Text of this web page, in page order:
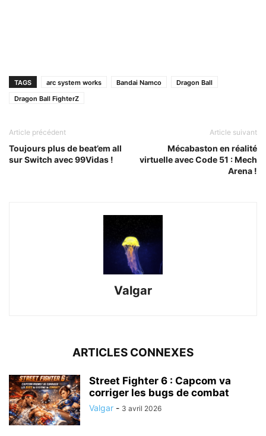
TAGS arc system works Bandai Namco
Dragon Ball
Dragon Ball FighterZ
Article précédent
Toujours plus de beat’em all
sur Switch avec 99Vidas !
Article suivant
Mécabaston en réalité
virtuelle avec Code 51 : Mech
Arena !
Valgar
ARTICLES CONNEXES
Street Fighter 6 : Capcom va
corriger les bugs de combat
Valgar - 3 avril 2026